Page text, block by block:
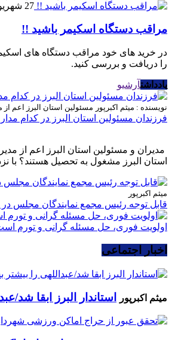
27 شهریور 1403
مراقب دستگاه اسکیمر باشید !!
را دریافت و بررسی کنید.
یادداشتآرشیو
نویسنده : میثم اکبرپور مسئولین استان البرز اعم
فرزندان مسئولین استان البرز در کدام
مدیران و مسئولین استان البرز اعم از
استان البرز مشغول به تحصیل هستند؟ با
میثم اکبرپور
قابل توجه رئیس مجمع نمایندگان مجلس در
اولویت فوری، حل مسئله گرانی و تورم
اخبار اجتماعی
میثم اکبرپور استاندار البرز ابقا شد/